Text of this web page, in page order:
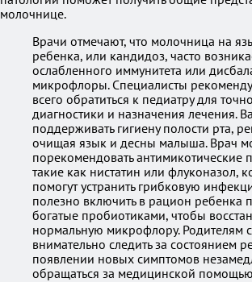
молочнице.
Врачи отмечают, что молочница на
ребенка, или кандидоз, часто
ослабленного иммунитета или
микрофлоры. Специалисты
всего обратиться к педиатру для
диагностики и назначения лечения.
поддерживать гигиену полости рта,
очищая язык и десны малыша. Врач
порекомендовать антимикотические
такие как нистатин или флуконазол,
помогут устранить грибковую
полезно включить в рацион ребенка
богатые пробиотиками, чтобы
нормальную микрофлору. Родителям
внимательно следить за состоянием
появлении новых симптомов
обращаться за медицинской